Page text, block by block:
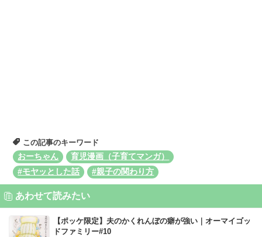
この記事のキーワード
おーちゃん
育児漫画（子育てマンガ）
#モヤッとした話
#親子の関わり方
あわせて読みたい
【ポッケ限定】夫のかくれんぼの癖が強い｜オーマイゴッ
ドファミリー#10